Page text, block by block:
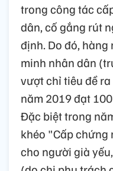
trong công tác
dân, cố gắng rút
định. Do đó,
minh nhân dân
vượt chỉ tiêu đề
năm 2019 đạt
Đặc biệt trong
khéo "Cấp chứng
cho người già